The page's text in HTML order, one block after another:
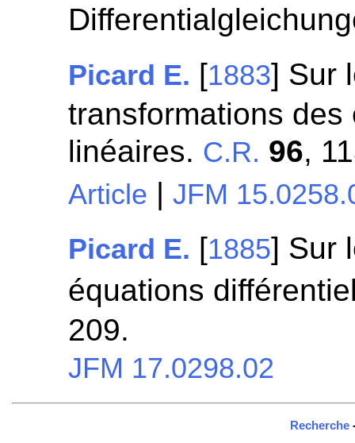
Picard E. [1883] Sur
transformations
linéaires. C.R. 96,
Article |JFM
Picard E. [1885] Sur
équations
209.
JFM 17.0298.02
Recherche